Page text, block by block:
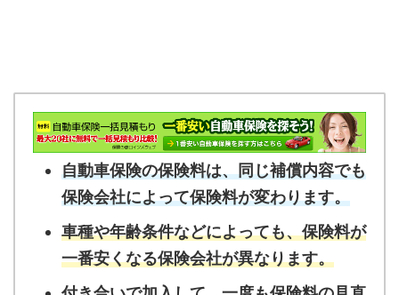
自動車保険の保険料は、同じ補償内容でも
保険会社によって保険料が変わります。
車種や年齢条件などによっても、保険料が
一番安くなる保険会社が異なります。